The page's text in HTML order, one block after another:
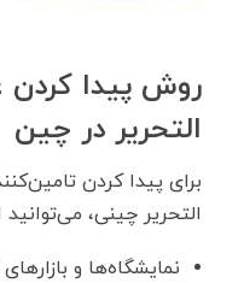
روش پیدا کردن
التحریر در چین
برای پیدا کردن
التحریر چینی، می‌توانید
نمایشگاه‌ها و